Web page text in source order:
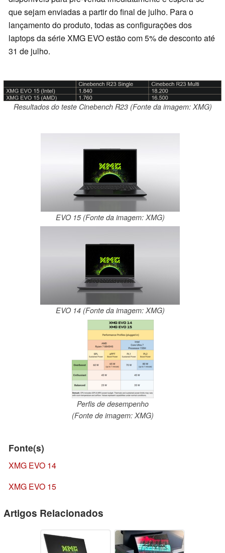
que sejam enviadas a partir do final de julho. Para o
lançamento do produto, todas as configurações dos
laptops da série XMG EVO estão com 5% de desconto até
31 de julho.
Resultados do teste Cinebench R23 (Fonte da imagem: XMG)
EVO 15 (Fonte da imagem: XMG)
EVO 14 (Fonte da imagem: XMG)
Perfis de desempenho
(Fonte de imagem: XMG)
Fonte(s)
XMG EVO 14
XMG EVO 15
Artigos Relacionados